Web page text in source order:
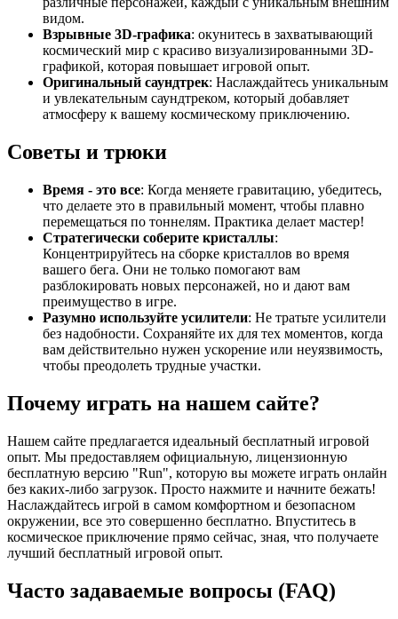
видом.
Взрывные 3D-графика: окунитесь в захватывающий
космический мир с красиво визуализированными 3D-
графикой, которая повышает игровой опыт.
Оригинальный саундтрек: Наслаждайтесь уникальным
и увлекательным саундтреком, который добавляет
атмосферу к вашему космическому приключению.
Советы и трюки
Время - это все: Когда меняете гравитацию, убедитесь,
что делаете это в правильный момент, чтобы плавно
перемещаться по тоннелям. Практика делает мастер!
Стратегически соберите кристаллы:
Концентрируйтесь на сборке кристаллов во время
вашего бега. Они не только помогают вам
разблокировать новых персонажей, но и дают вам
преимущество в игре.
Разумно используйте усилители: Не тратьте усилители
без надобности. Сохраняйте их для тех моментов, когда
вам действительно нужен ускорение или неуязвимость,
чтобы преодолеть трудные участки.
Почему играть на нашем сайте?
Нашем сайте предлагается идеальный бесплатный игровой
опыт. Мы предоставляем официальную, лицензионную
бесплатную версию "Run", которую вы можете играть онлайн
без каких-либо загрузок. Просто нажмите и начните бежать!
Наслаждайтесь игрой в самом комфортном и безопасном
окружении, все это совершенно бесплатно. Впуститесь в
космическое приключение прямо сейчас, зная, что получаете
лучший бесплатный игровой опыт.
Часто задаваемые вопросы (FAQ)